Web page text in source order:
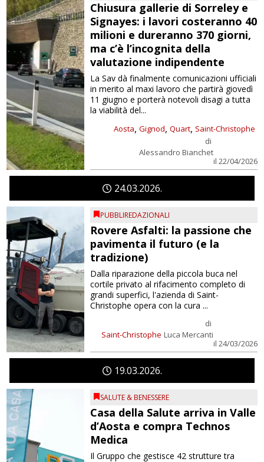
Chiusura gallerie di Sorreley e
Signayes: i lavori costeranno 40
milioni e dureranno 370 giorni,
ma c’è l’incognita della
valutazione indipendente
Aosta, Gignod, Quart, Saint-Christophe
di
Alessandro Bianchet
il 22/04/2026
La Sav dà finalmente comunicazioni ufficiali
in merito al maxi lavoro che partirà giovedì
11 giugno e porterà notevoli disagi a tutta
la viabilità del...
2403 2026
PUBBLIREDAZIONALI
Rovere Asfalti: la passione che
pavimenta il futuro (e la
tradizione)
Saint-Christophe
di
Luca Mercanti
il 24/03/2026
Dalla riparazione della piccola buca nel
cortile privato al rifacimento completo di
grandi superfici, l'azienda di Saint-
Christophe opera con la cura ...
1903 2026
SALUTE & BENESSERE
Casa della Salute arriva in Valle
d’Aosta e compra Technos
Medica
Il Gruppo che gestisce 42 strutture tra